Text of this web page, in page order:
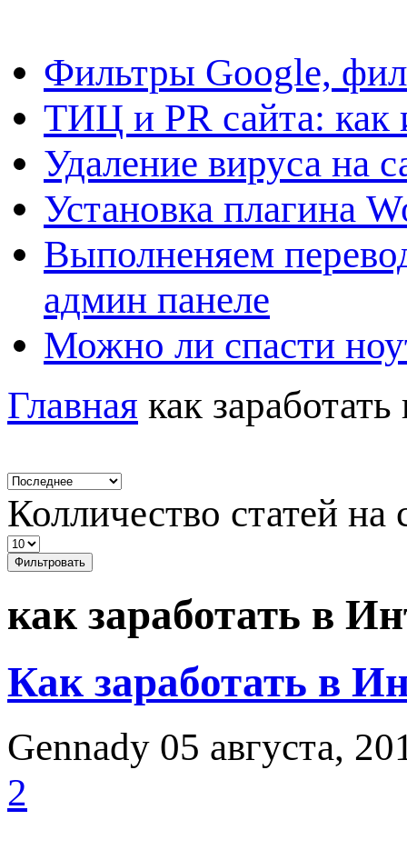
Фильтры Google,
ТИЦ и PR сайта: как
Удаление вируса на
Установка плагина
Выполненяем
админ панеле
Можно ли спасти
Главная как
Колличество статей на
Фильтровать
как заработать в
Как заработать в
Gennady 05 августа,
2